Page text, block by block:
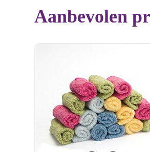
Aanbevolen